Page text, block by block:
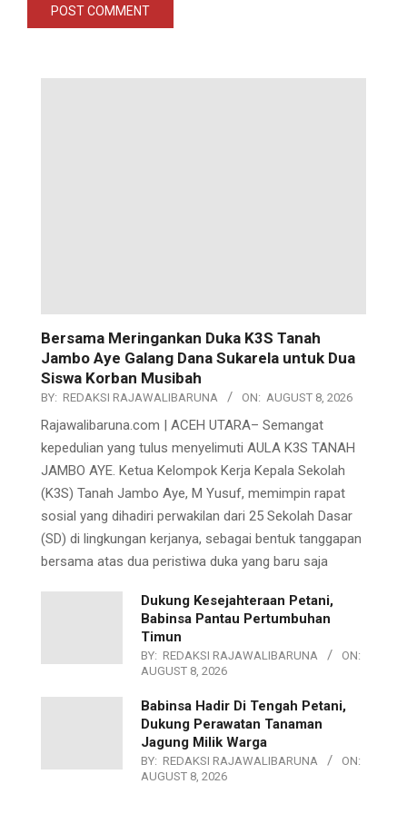
Bersama Meringankan Duka K3S Tanah
Jambo Aye Galang Dana Sukarela untuk Dua
Siswa Korban Musibah
BY: REDAKSI RAJAWALIBARUNA ON: AUGUST 8, 2026
Rajawalibaruna.com | ACEH UTARA– Semangat
kepedulian yang tulus menyelimuti AULA K3S TANAH
JAMBO AYE. Ketua Kelompok Kerja Kepala Sekolah
(K3S) Tanah Jambo Aye, M Yusuf, memimpin rapat
sosial yang dihadiri perwakilan dari 25 Sekolah Dasar
(SD) di lingkungan kerjanya, sebagai bentuk tanggapan
bersama atas dua peristiwa duka yang baru saja
Dukung Kesejahteraan Petani,
Babinsa Pantau Pertumbuhan
Timun
BY: REDAKSI RAJAWALIBARUNA
ON:
AUGUST 8, 2026
Babinsa Hadir Di Tengah Petani,
Dukung Perawatan Tanaman
Jagung Milik Warga
BY: REDAKSI RAJAWALIBARUNA
ON:
AUGUST 8, 2026